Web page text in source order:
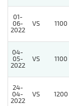
01-
06-
2022
VS 1100
04-
05-
2022
VS 1100
24-
04-
2022
VS 1200